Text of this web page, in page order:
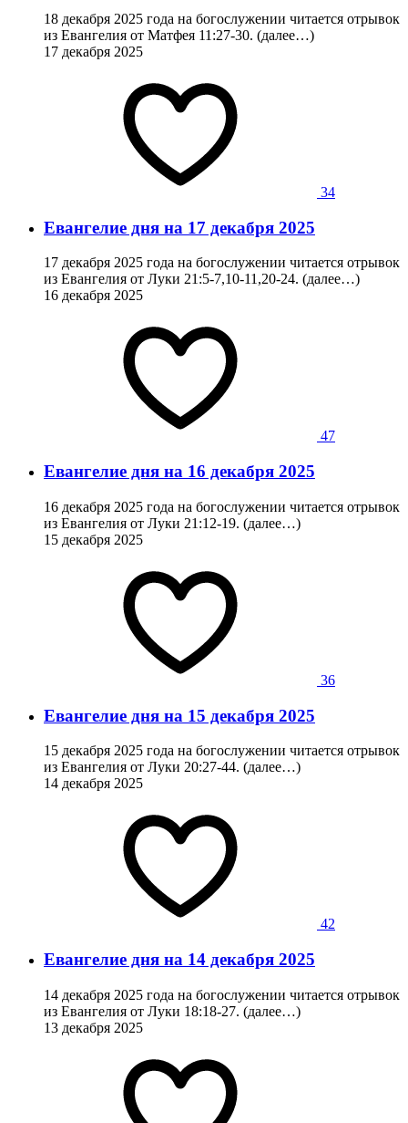
18 декабря 2025 года на богослужении читается отрывок
из Евангелия от Матфея 11:27-30. (далее…)
17 декабря 2025
34
Евангелие дня на 17 декабря 2025
17 декабря 2025 года на богослужении читается отрывок
из Евангелия от Луки 21:5-7,10-11,20-24. (далее…)
16 декабря 2025
47
Евангелие дня на 16 декабря 2025
16 декабря 2025 года на богослужении читается отрывок
из Евангелия от Луки 21:12-19. (далее…)
15 декабря 2025
36
Евангелие дня на 15 декабря 2025
15 декабря 2025 года на богослужении читается отрывок
из Евангелия от Луки 20:27-44. (далее…)
14 декабря 2025
42
Евангелие дня на 14 декабря 2025
14 декабря 2025 года на богослужении читается отрывок
из Евангелия от Луки 18:18-27. (далее…)
13 декабря 2025